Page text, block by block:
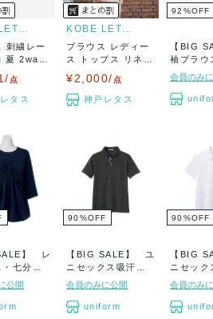
KOBE LETTUCE
刺繍レー
夏 2way
点
タス
KOBE LETTUCE
ブラウス レディー
ス トップス リネン
¥2,000/ 点
神戸レタス
92 %OFF
【BIG
袖ブラ
会員のみ
】 レ
七分袖
ク...
公開
90%OFF
【BIG SALE】 ユ
ニセックス吸汗速
乾ポロシャ...
会員のみに公開
uniform
90%OFF
【BIG
ニセック
ャツ 新
会員のみ